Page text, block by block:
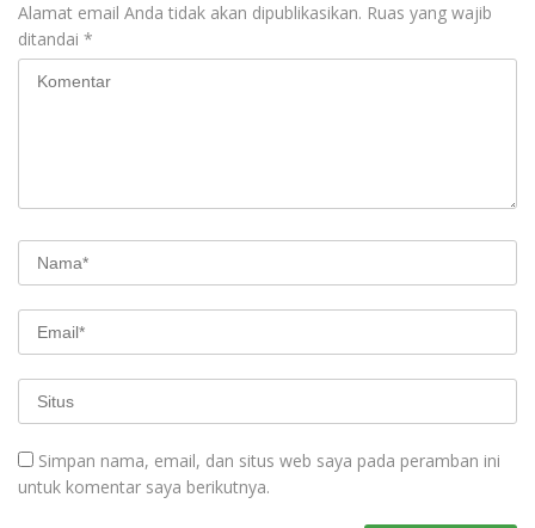
Alamat email Anda tidak akan dipublikasikan. Ruas yang wajib
ditandai *
Simpan nama, email, dan situs web saya pada peramban ini
untuk komentar saya berikutnya.